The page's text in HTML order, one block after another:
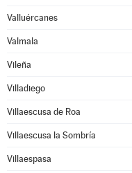
Valluércanes
Valmala
Vileña
Villadiego
Villaescusa de Roa
Villaescusa la Sombría
Villaespasa